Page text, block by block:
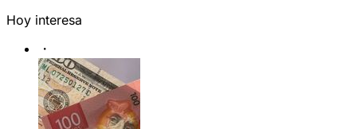
Hoy interesa